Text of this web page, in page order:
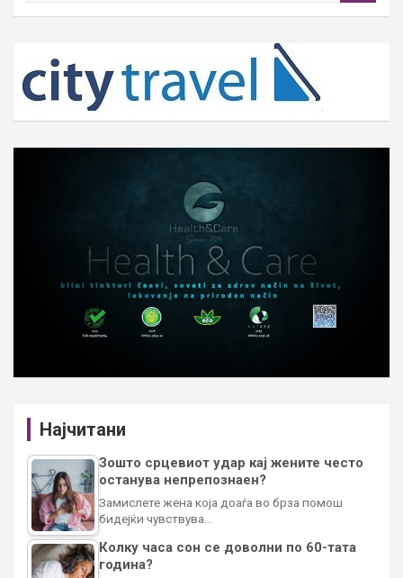
h
Најчитани
Зошто срцевиот удар кај жените често
останува непрепознаен?
Замислете жена која доаѓа во брза помош
бидејќи чувствува…
Колку часа сон се доволни по 60-тата
година?